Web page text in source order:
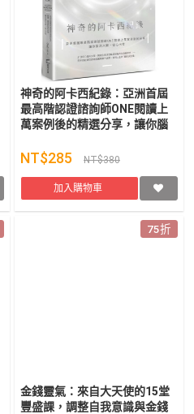
神奇的阿卡西紀錄：亞洲首屆
最高階認證諮詢師ONE閱讀上
萬案例後的精選分享，讓你腦
萬）
NT$285 NT$380
加入購物車
75折
金錢靈氣：來自大天使的15堂
豐盛課，調整自我意識與金錢